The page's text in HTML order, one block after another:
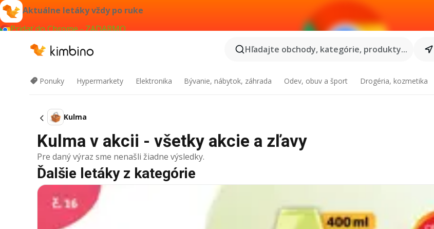
Aktuálne letáky vždy po ruke
Pridať do Chrome - ZADARMO
Hľadajte obchody, kategórie, produkty...
Ponuky Hypermarkety Elektronika Bývanie, nábytok, záhrada Odev, obuv a šport Drogéria, kozmetika
Kulma
Kulma v akcii - všetky akcie a zľavy
Pre daný výraz sme nenašli žiadne výsledky.
Ďalšie letáky z kategórie